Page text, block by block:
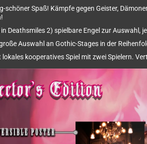
schöner Spaß! Kämpfe gegen Geister,
Deathsmiles 2) spielbare Engel zur Auswahl,
Auswahl an Gothic-Stages in der
kooperatives Spiel mit zwei Spielern.